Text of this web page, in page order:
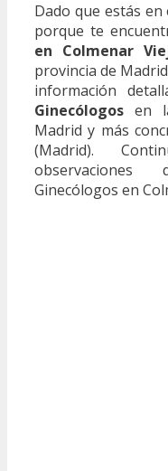
Dado que estás
porque te
en Colmenar
provincia de
información
Ginecólogos en
Madrid y más
(Madrid).
Ginecólogos en